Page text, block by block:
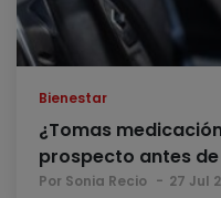
Bienestar
¿Tomas
prospecto antes
Por Sonia Recio 27 Jul